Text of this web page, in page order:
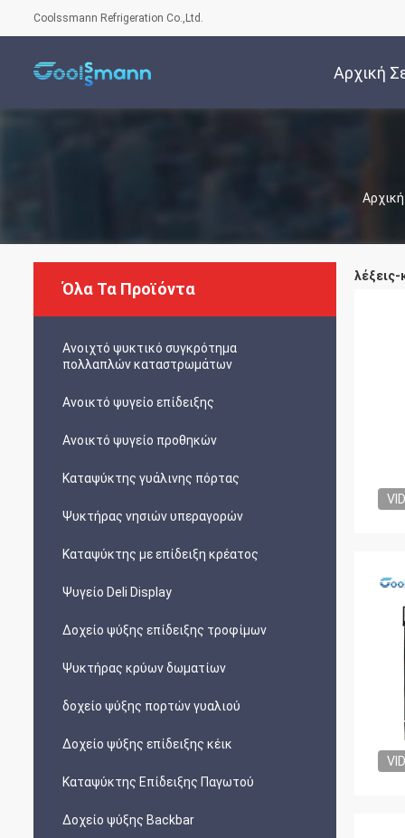
Coolssmann Refrigeration Co.,Ltd.
Αρχική
Όλα Τα Προϊόντα
Ανοιχτό ψυκτικό συγκρότημα
πολλαπλών καταστρωμάτων
Ανοικτό ψυγείο επίδειξης
Ανοικτό ψυγείο προθηκών
Καταψύκτης γυάλινης πόρτας
Ψυκτήρας νησιών υπεραγορών
Καταψύκτης με επίδειξη κρέατος
Ψυγείο Deli Display
Δοχείο ψύξης επίδειξης τροφίμων
Ψυκτήρας κρύων δωματίων
δοχείο ψύξης πορτών γυαλιού
Δοχείο ψύξης επίδειξης κέικ
Καταψύκτης Επίδειξης Παγωτού
Δοχείο ψύξης Backbar